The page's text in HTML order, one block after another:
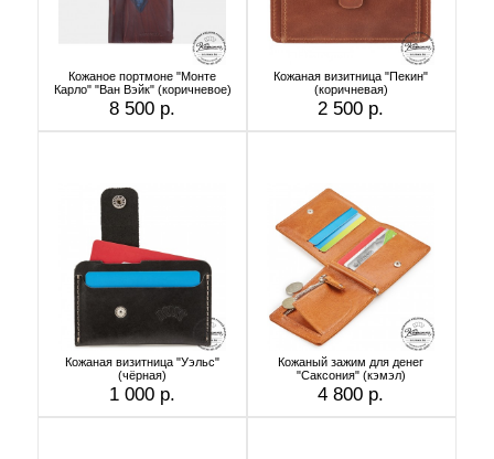
Кожаное портмоне "Монте
Карло" "Ван Вэйк" (коричневое)
8 500 р.
Кожаная визитница "Пекин"
(коричневая)
2 500 р.
Кожаная визитница "Уэльс"
(чёрная)
1 000 р.
Кожаный зажим для денег
"Саксония" (кэмэл)
4 800 р.